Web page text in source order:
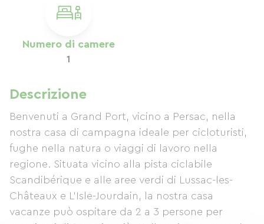
Numero di camere
1
Descrizione
Benvenuti a Grand Port, vicino a Persac, nella
nostra casa di campagna ideale per cicloturisti,
fughe nella natura o viaggi di lavoro nella
regione. Situata vicino alla pista ciclabile
Scandibérique e alle aree verdi di Lussac-les-
Châteaux e L'Isle-Jourdain, la nostra casa
vacanze può ospitare da 2 a 3 persone per